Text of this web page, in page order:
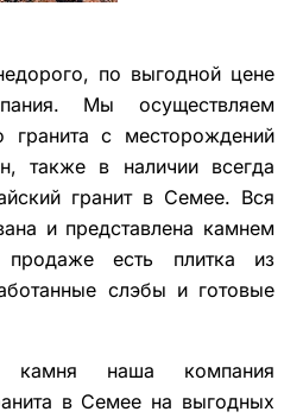
по выгодной цене
Мы осуществляем
гранита с месторождений
также в наличии всегда
гранит в Семее. Вся
и представлена камнем
есть плитка из
слэбы и готовые
наша компания
в Семее на выгодных